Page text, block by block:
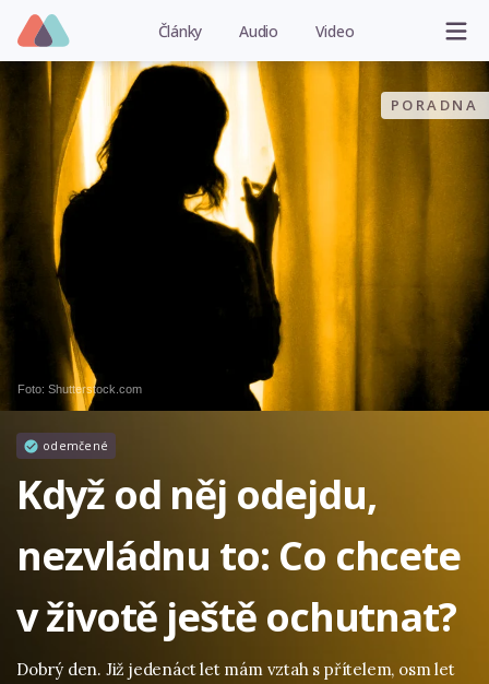
Články Audio Video
PORADNA
Foto: Shutterstock.com
odemčené
Když od něj odejdu,
nezvládnu to: Co chcete
v životě ještě ochutnat?
Dobrý den. Již jedenáct let mám vztah s přítelem, osm let